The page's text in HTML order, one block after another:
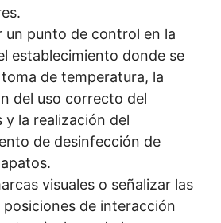
un punto de control en la
establecimiento donde se
de temperatura, la
del uso correcto del
y la realización del
de desinfección de
visuales o señalizar las
de interacción